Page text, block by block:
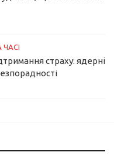
ЧАСІ
страху: ядерні